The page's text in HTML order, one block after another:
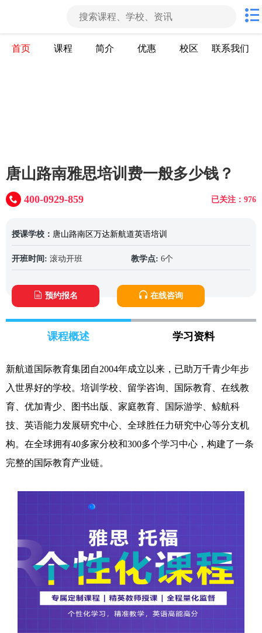
首页 课程 简介 优惠 校区 联系我们
唐山路南雅思培训费一般多少钱？
已关注：976
400-0929-859
授课学校： 唐山路南区万达新航道英语培训
开班时间: 滚动开班 教学点: 6个
预约报名 在线咨询
课程概述 学习资料
新航道国际教育集团自2004年成立以来，已助万千青少年步
入世界好的学校。培训学校、留学咨询、国际教育、在线教
育、优加青少、图书出版、家庭教育、国际游学、鲸航科
技、英语能力发展研究中心、全球胜任力研究中心等分支机
构。在全球拥有40多家分校和300多个学习中心，构建了一条
完整的国际教育产业链。